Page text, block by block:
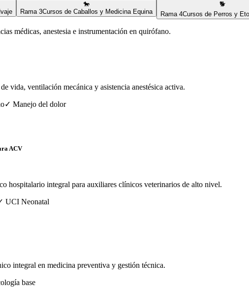
🐎
Rama 3Cursos de Caballos y Medicina Equina
🐕
Rama 4Cursos de Perros y
médicas, anestesia e instrumentación en quirófano.
vida, ventilación mecánica y asistencia anestésica activa.
✓ Manejo del dolor
ACV
hospitalario integral para auxiliares clínicos veterinarios de alto nivel.
UCI Neonatal
integral en medicina preventiva y gestión técnica.
base